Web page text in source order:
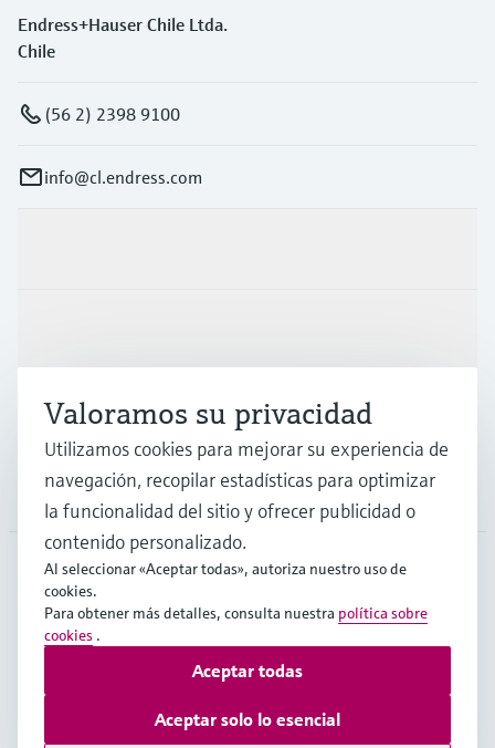
Endress+Hauser Chile Ltda.
Chile
(56 2) 2398 9100
info@cl.endress.com
Soporte
Compañía
CHL
Copyright © Endress+Hauser Group Services AG
Protección de datos
Términos y Condiciones Generales
Valoramos su privacidad
Utilizamos cookies para mejorar su experiencia de
navegación, recopilar estadísticas para optimizar
la funcionalidad del sitio y ofrecer publicidad o
contenido personalizado.
Al seleccionar «Aceptar todas», autoriza nuestro uso de
cookies.
Para obtener más detalles, consulta nuestra política sobre
cookies .
Aceptar solo lo esencial
Aceptar todas